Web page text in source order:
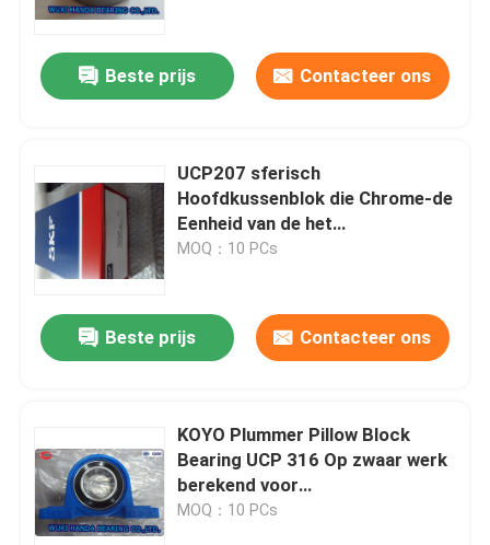
Beste prijs Contacteer ons
UCP207 sferisch
Hoofdkussenblok die Chrome-de
Eenheid van de het
Blokhuisvesting van
MOQ：10 PCs
Beste prijs Contacteer ons
KOYO Plummer Pillow Block
Bearing UCP 316 Op zwaar werk
berekend voor
Landbouwmachine
MOQ：10 PCs